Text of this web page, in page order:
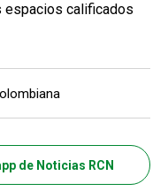
espacios calificados
de Noticias RCN